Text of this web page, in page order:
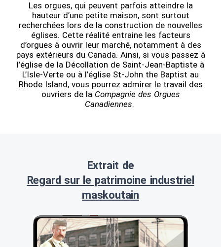
Les orgues, qui peuvent parfois atteindre la
hauteur d’une petite maison, sont surtout
recherchées lors de la construction de nouvelles
églises. Cette réalité entraine les facteurs
d’orgues à ouvrir leur marché, notamment à des
pays extérieurs du Canada. Ainsi, si vous passez à
l’église de la Décollation de Saint-Jean-Baptiste à
L’Isle-Verte ou à l’église St-John the Baptist au
Rhode Island, vous pourrez admirer le travail des
ouvriers de la Compagnie des Orgues
Canadiennes.
Extrait de
Regard sur le patrimoine industriel
maskoutain